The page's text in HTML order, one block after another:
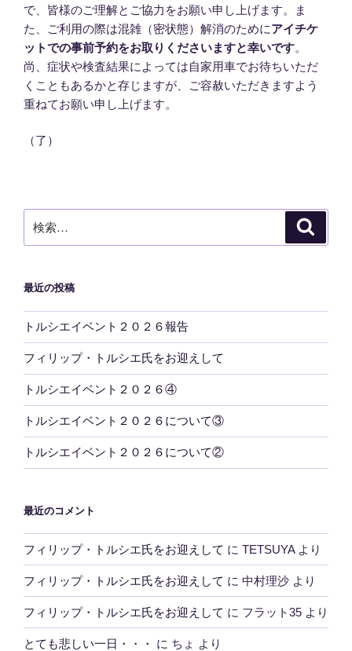
で、皆様のご理解とご協力をお願い申し上げます。ま
た、ご利用の際は混雑（密状態）解消のためにアイチケ
ットでの事前予約をお取りくださいますと幸いです。
尚、症状や検査結果によっては自家用車でお待ちいただ
くこともあるかと存じますが、ご容赦いただきますよう
重ねてお願い申し上げます。
（了）
索:
最近の投稿
トルシエイベント２０２６報告
フィリップ・トルシエ氏をお迎えして
トルシエイベント２０２６④
トルシエイベント２０２６について③
トルシエイベント２０２６について②
最近のコメント
フィリップ・トルシエ氏をお迎えして に TETSUYAより
フィリップ・トルシエ氏をお迎えして に 中村理沙 より
フィリップ・トルシエ氏をお迎えして に フラット35 より
とても悲しい一日・・・ に ちょ より